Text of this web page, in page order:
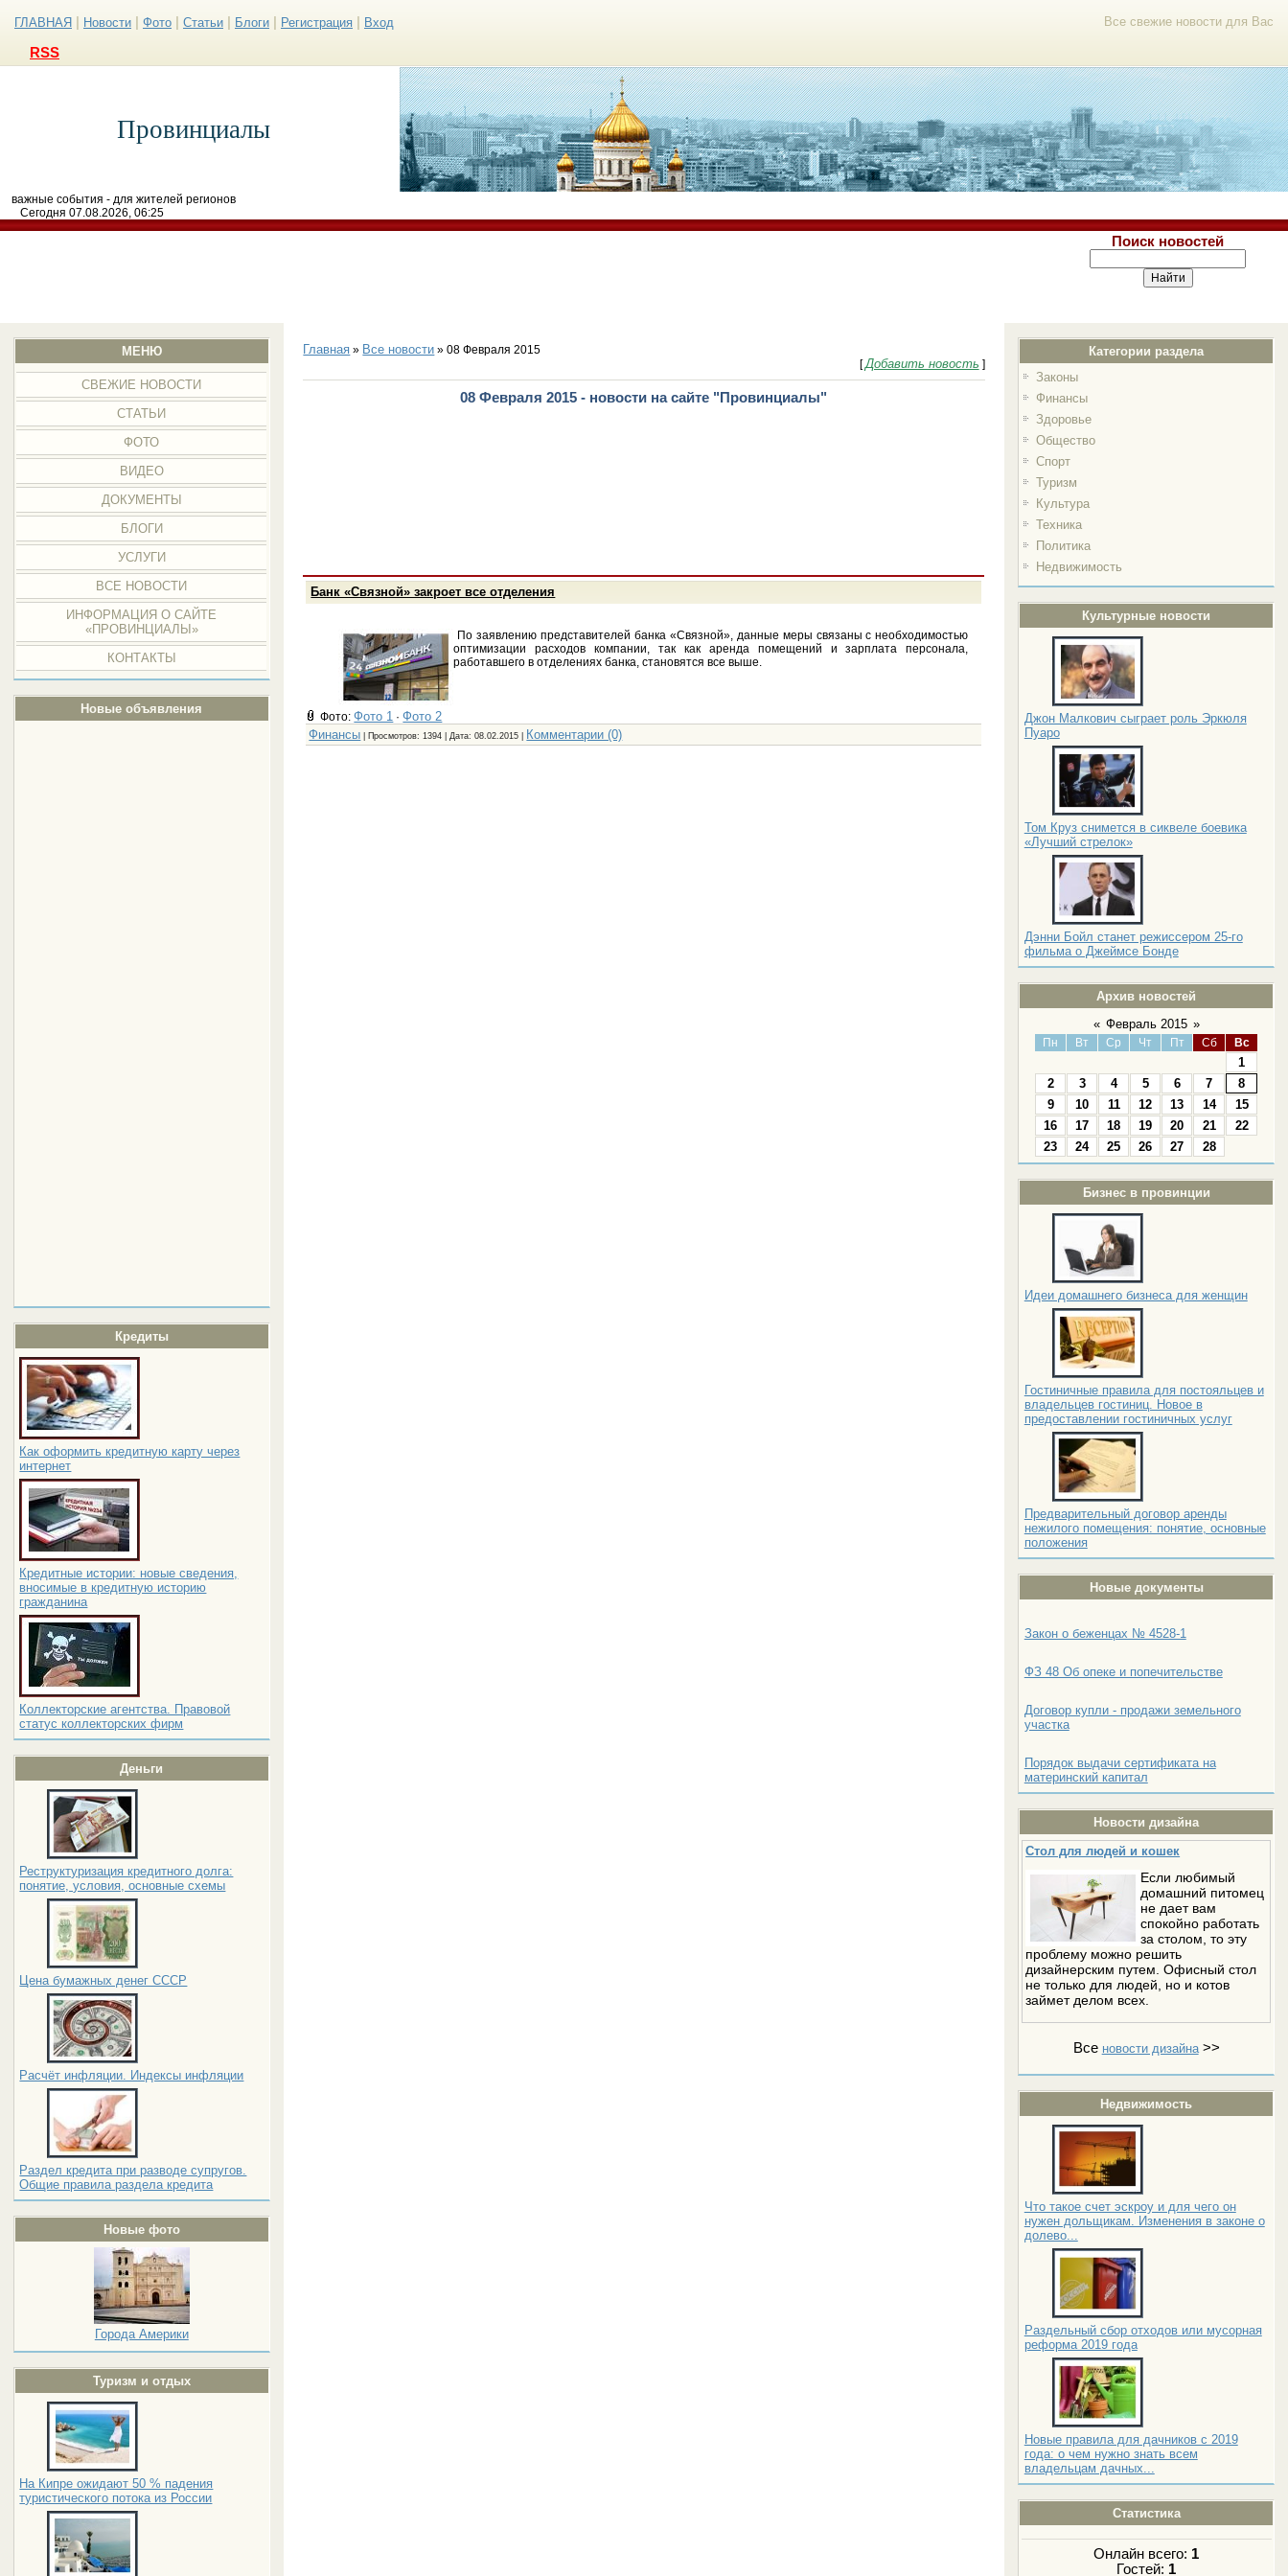
Все свежие новости для Вас
ГЛАВНАЯ Новости Фото Статьи Блоги Регистрация Вход
RSS
Провинциалы
важные события - для жителей регионов
Сегодня 07.08.2026, 06:25
Поиск новостей
МЕНЮ
СВЕЖИЕ НОВОСТИ
СТАТЬИ
ФОТО
ВИДЕО
ДОКУМЕНТЫ
БЛОГИ
УСЛУГИ
ВСЕ НОВОСТИ
ИНФОРМАЦИЯ О САЙТЕ
«ПРОВИНЦИАЛЫ»
КОНТАКТЫ
Новые объявления
Кредиты
Как оформить кредитную карту через
интернет
Кредитные истории: новые сведения,
вносимые в кредитную историю
гражданина
Коллекторские агентства. Правовой
статус коллекторских фирм
Деньги
Реструктуризация кредитного долга:
понятие, условия, основные схемы
Цена бумажных денег СССР
Расчёт инфляции. Индексы инфляции
Раздел кредита при разводе супругов.
Общие правила раздела кредита
Новые фото
Города Америки
Туризм и отдых
На Кипре ожидают 50 % падения
туристического потока из России
Категории раздела
Законы
Финансы
Здоровье
Общество
Спорт
Туризм
Культура
Техника
Политика
Недвижимость
Культурные новости
Джон Малкович сыграет роль Эркюля
Пуаро
Том Круз снимется в сиквеле боевика
«Лучший стрелок»
Дэнни Бойл станет режиссером 25-го
фильма о Джеймсе Бонде
Архив новостей
« Февраль 2015 »
Пн Вт Ср Чт Пт Сб Вс
1
2
3 4 5 6 7
8
9
10 11 12 13 14
15
16
17 18 19 20 21
22
23
24 25 26 27 28
Бизнес в провинции
Идеи домашнего бизнеса для женщин
Гостиничные правила для постояльцев и
владельцев гостиниц. Новое в
предоставлении гостиничных услуг
Предварительный договор аренды
нежилого помещения: понятие, основные
положения
Новые документы
Закон о беженцах № 4528-1
ФЗ 48 Об опеке и попечительстве
Договор купли - продажи земельного
участка
Порядок выдачи сертификата на
материнский капитал
Новости дизайна
Стол для людей и кошек
Если любимый
домашний питомец
не дает вам
спокойно работать
за столом, то эту
проблему можно решить
дизайнерским путем. Офисный стол
не только для людей, но и котов
займет делом всех.
Все новости дизайна>>
Недвижимость
Что такое счет эскроу и для чего он
нужен дольщикам. Изменения в законе о
долево...
Раздельный сбор отходов или мусорная
реформа 2019 года
Новые правила для дачников с 2019
года: о чем нужно знать всем
владельцам дачных...
Статистика
Онлайн всего: 1
Гостей: 1
Главная » Все новости » 08 Февраля 2015
[Добавить новость ]
08 Февраля 2015 - новости на сайте "Провинциалы"
Банк «Связной» закроет все отделения
По заявлению представителей банка «Связной», данные меры связаны с необходимостью
оптимизации расходов компании, так как аренда помещений и зарплата персонала,
работавшего в отделениях банка, становятся все выше.
Фото:Фото 1 ·Фото 2
Финансы | Просмотров: 1394 | Дата:08.02.2015 Комментарии (0)